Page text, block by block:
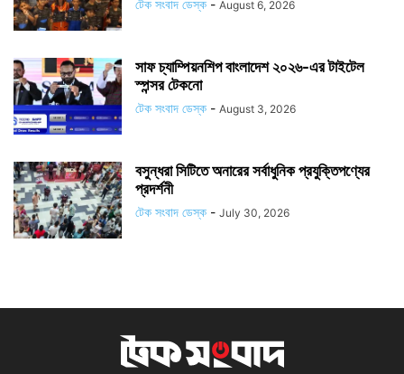
টেক সংবাদ ডেস্ক - August 6, 2026
সাফ চ্যাম্পিয়নশিপ বাংলাদেশ ২০২৬-এর টাইটেল
স্পন্সর টেকনো
টেক সংবাদ ডেস্ক - August 3, 2026
বসুন্ধরা সিটিতে অনারের সর্বাধুনিক প্রযুক্তিপণ্যের
প্রদর্শনী
টেক সংবাদ ডেস্ক - July 30, 2026